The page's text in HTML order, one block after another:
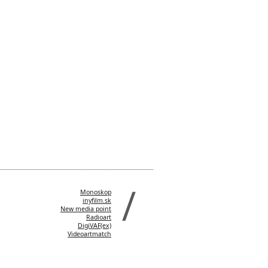
Monoskop
inyfilm.sk
New media point
Radioart
DigiVAF(ex)
Videoartmatch